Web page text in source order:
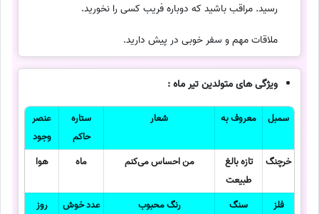
رسید. مراقب باشید که دوباره فریب کسی را نخورید.
ملاقات مهم و سفر خوبی در پیش دارید.
ویژگی های متولدین تیر ماه :
سمبل معروف به شعار
ستاره
حاکم
عنصر
وجود
خرچنگ
تازه بالغ
طبیعت
من احساس می‌کنم ماه هوا
فلز
سنگ
رنگ محبوب
عدد خوش
روز